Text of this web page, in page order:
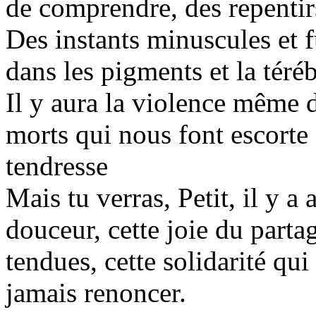
de comprendre, des
Des instants minuscules et
dans les pigments et la
Il y aura la violence même
morts qui nous font
tendresse
Mais tu verras, Petit, il y a
douceur, cette joie du
tendues, cette solidarité
jamais renoncer.